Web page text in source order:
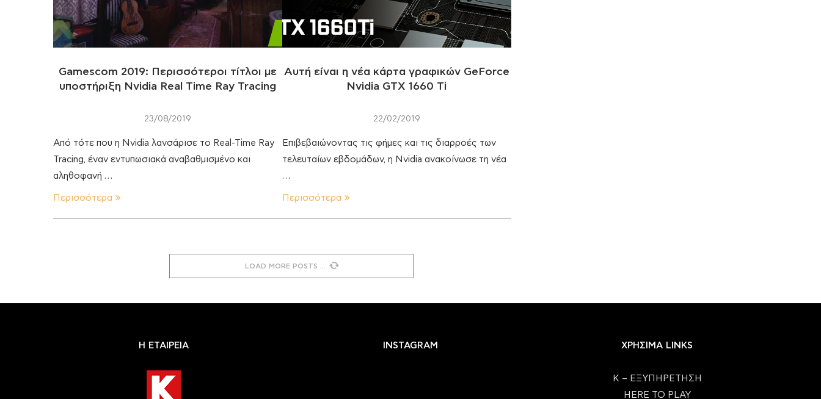
Gamescom 2019: Περισσότεροι τίτλοι με
υποστήριξη Nvidia Real Time Ray Tracing
23/08/2019
Από τότε που η Nvidia λανσάρισε το Real-Time Ray
Tracing, έναν εντυπωσιακά αναβαθμισμένο και
αληθοφανή …
Περισσότερα
Αυτή είναι η νέα κάρτα γραφικών GeForce
Nvidia GTX 1660 Ti
22/02/2019
Επιβεβαιώνοντας τις φήμες και τις διαρροές των
τελευταίων εβδομάδων, η Nvidia ανακοίνωσε τη νέα
…
Περισσότερα
LOAD MORE POSTS
Η ΕΤΑΙΡΕΙΑ INSTAGRAM ΧΡΗΣΙΜΑ LINKS
Κ – ΕΞΥΠΗΡΕΤΗΣΗ
HERE TO PLAY